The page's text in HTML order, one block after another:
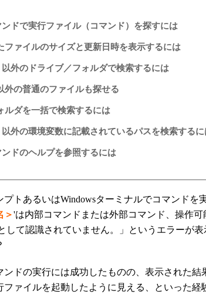
ドで実行ファイル（コマンド）を探すには
ファイルのサイズと更新日時を表示するには
以外のドライブ／フォルダで検索するには
外の普通のファイルも探せる
ルダを一括で検索するには
以外の環境変数に記載されているパスを検索するに
ドのヘルプを参照するには
トあるいはWindowsターミナルでコマンドを
＞'は内部コマンドまたは外部コマンド、操作
して認識されていません。」というエラーが
ドの実行には成功したものの、表示された結
ファイルを起動したように見える、といった経